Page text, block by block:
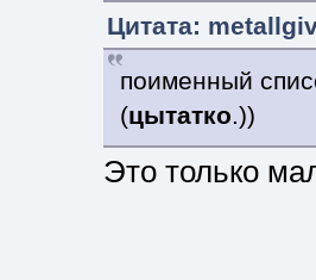
Цитата:
поименный
(цытатко.))
Это только